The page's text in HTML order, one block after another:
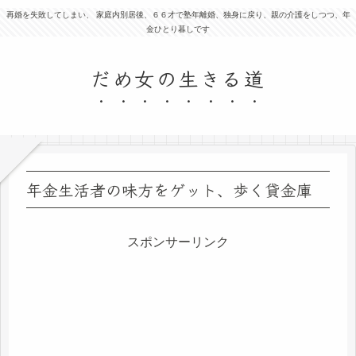
再婚を失敗してしまい、 家庭内別居後、６６才で塾年離婚、独身に戻り、親の介護をしつつ、年
金ひとり暮しです
だめ女の生きる道
年金生活者の味方をゲット、歩く貸金庫
スポンサーリンク